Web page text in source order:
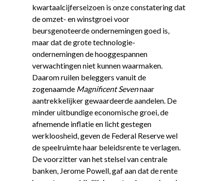
kwartaalcijferseizoen is onze constatering dat
de omzet- en winstgroei voor
beursgenoteerde ondernemingen goed is,
maar dat de grote technologie-
ondernemingen de hooggespannen
verwachtingen niet kunnen waarmaken.
Daarom ruilen beleggers vanuit de
zogenaamde Magnificent Sevennaar
aantrekkelijker gewaardeerde aandelen. De
minder uitbundige economische groei, de
afnemende inflatie en licht gestegen
werkloosheid, geven de Federal Reserve wel
de speelruimte haar beleidsrente te verlagen.
De voorzitter van het stelsel van centrale
banken, Jerome Powell, gaf aan dat de rente